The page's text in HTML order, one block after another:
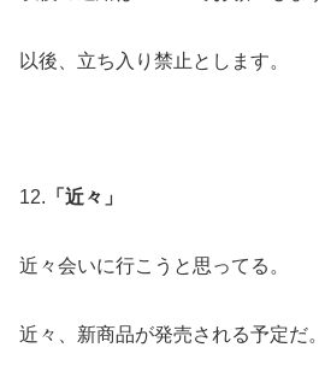
以後、立ち入り禁止とします。
12. 「近々」
近々会いに行こうと思ってる。
近々、新商品が発売される予定だ。